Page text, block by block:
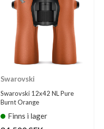
Swarovski
Swarovski 12x42 NL Pure
Burnt Orange
Finns i lager